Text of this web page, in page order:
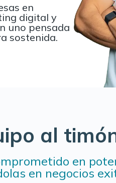
en
digital y
uno pensada
sostenida.
al
en
en negocios